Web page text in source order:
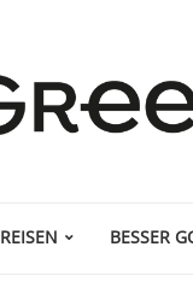
REISEN BESSER